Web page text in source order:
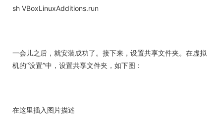
sh VBoxLinuxAdditions.run
一会儿之后，就安装成功了。接下来，设置共享文件夹。在虚拟
机的“设置”中，设置共享文件夹，如下图：
在这里插入图片描述